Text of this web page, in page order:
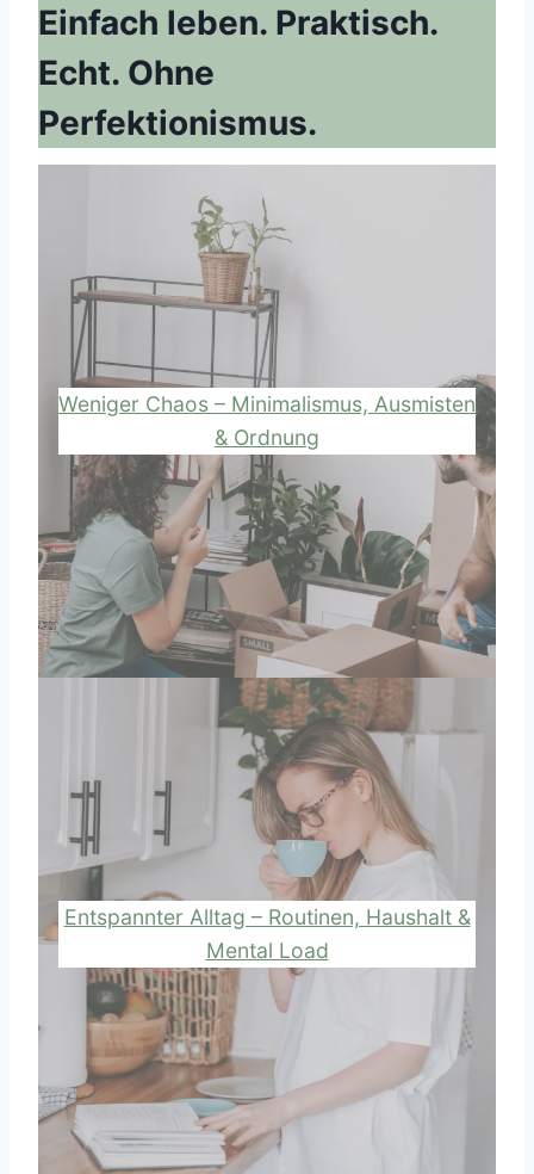
Einfach leben. Praktisch.
Echt. Ohne
Perfektionismus.
Weniger Chaos – Minimalismus, Ausmisten
& Ordnung
Entspannter Alltag – Routinen, Haushalt &
Mental Load